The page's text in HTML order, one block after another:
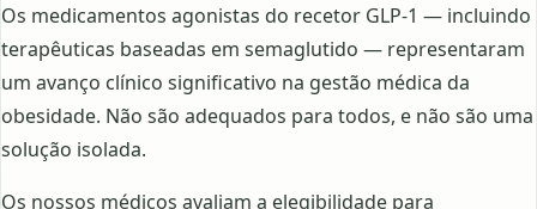
Os medicamentos agonistas do recetor GLP-1 — incluindo
terapêuticas baseadas em semaglutido — representaram
um avanço clínico significativo na gestão médica da
obesidade. Não são adequados para todos, e não são uma
solução isolada.
Os nossos médicos avaliam a elegibilidade para